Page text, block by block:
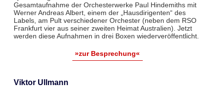
Gesamtaufnahme der Orchesterwerke Paul Hindemiths mit
Werner Andreas Albert, einem der „Hausdirigenten“ des
Labels, am Pult verschiedener Orchester (neben dem RSO
Frankfurt vier aus seiner zweiten Heimat Australien). Jetzt
werden diese Aufnahmen in drei Boxen wiederveröffentlicht.
»zur Besprechung«
Viktor Ullmann